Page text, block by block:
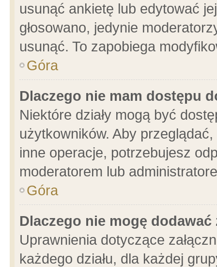
usunąć ankietę lub edytować
głosowano, jedynie
usunąć. To zapobiega
Góra
Dlaczego nie mam dostępu
Niektóre działy mogą być
użytkowników. Aby
inne operacje, potrzebujesz
moderatorem lub
Góra
Dlaczego nie mogę dodawać
Uprawnienia dotyczące
każdego działu, dla każdej